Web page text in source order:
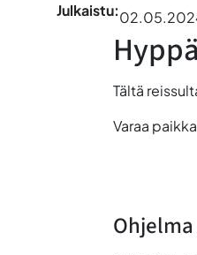
Julkaistu:
Tältä
Varaa